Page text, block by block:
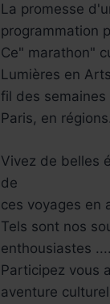
La promesse
programmation
Ce" marathon"
Lumières en
fil des semaines
Paris, en régions.
Vivez de belles
de
ces voyages en
Tels sont nos
enthousiastes ....
Participez vous
aventure